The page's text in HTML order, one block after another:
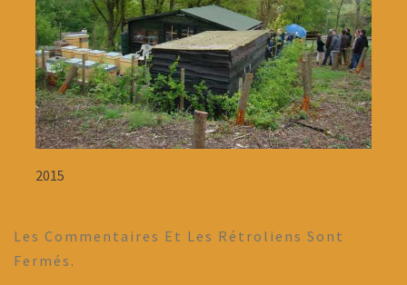
2015
Les Commentaires Et Les Rétroliens Sont
Fermés.